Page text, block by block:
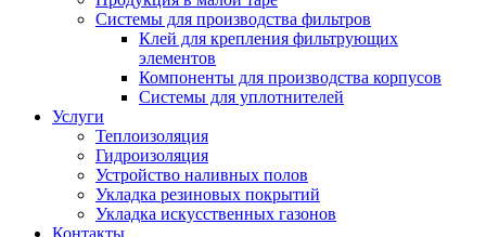
Системы для производства фильтров
Клей для крепления фильтрующих
элементов
Компоненты для производства корпусов
Системы для уплотнителей
Услуги
Теплоизоляция
Гидроизоляция
Устройство наливных полов
Укладка резиновых покрытий
Укладка искусственных газонов
Контакты